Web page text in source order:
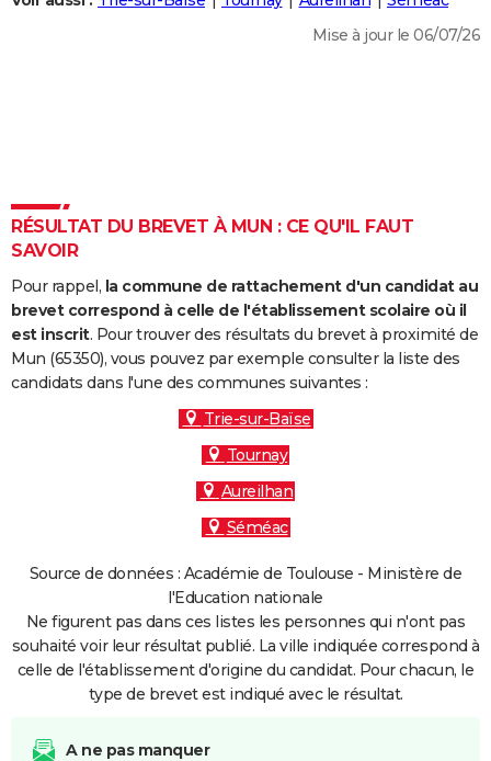
DICTIONNAIRE
Dictionnaire
Biographies
Citations
Expressions
Proverbes
PROGRAMME TV
COPAINS D'AVANT
S'inscrire
Se connecter
Lycées
Collèges
Primaires
Universités
Entreprises
Service militaire
Avis de recherche
AVIS DE DÉCÈS
FORUM
Mise à jour le 06/07/26
RÉSULTAT DU BREVET À MUN : CE QU'IL FAUT
SAVOIR
Pour rappel, la commune de rattachement d'un candidat au
brevet correspond à celle de l'établissement scolaire où il
est inscrit. Pour trouver des résultats du brevet à proximité de
Mun (65350), vous pouvez par exemple consulter la liste des
candidats dans l'une des communes suivantes :
Trie-sur-Baïse
Tournay
Aureilhan
Séméac
Source de données : Académie de Toulouse - Ministère de
l'Education nationale
Ne figurent pas dans ces listes les personnes qui n'ont pas
souhaité voir leur résultat publié. La ville indiquée correspond à
celle de l'établissement d'origine du candidat. Pour chacun, le
type de brevet est indiqué avec le résultat.
A ne pas manquer